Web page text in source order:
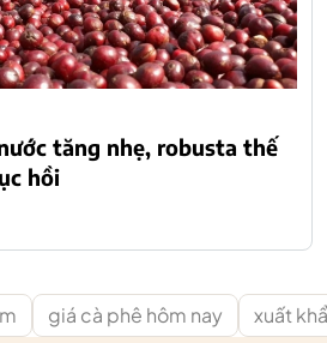
tăng nhẹ, robusta thế
hồi
giá cà phê hôm nay xuất